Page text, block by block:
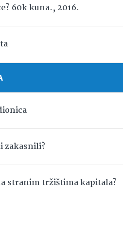
60k kuna., 2016.
zakasnili?
stranim tržištima kapitala?